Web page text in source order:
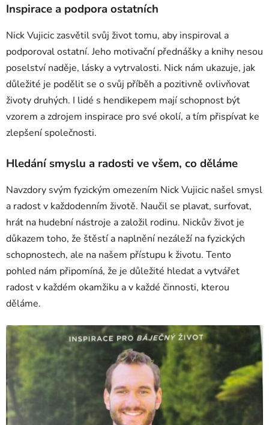
Inspirace a podpora ostatních
Nick Vujicic zasvětil svůj život tomu, aby inspiroval a
podporoval ostatní. Jeho motivační přednášky a knihy nesou
poselství naděje, lásky a vytrvalosti. Nick nám ukazuje, jak
důležité je podělit se o svůj příběh a pozitivně ovlivňovat
životy druhých. I lidé s hendikepem mají schopnost být
vzorem a zdrojem inspirace pro své okolí, a tím přispívat ke
zlepšení společnosti.
Hledání smyslu a radosti ve všem, co děláme
Navzdory svým fyzickým omezením Nick Vujicic našel smysl
a radost v každodenním životě. Naučil se plavat, surfovat,
hrát na hudební nástroje a založil rodinu. Nickův život je
důkazem toho, že štěstí a naplnění nezáleží na fyzických
schopnostech, ale na našem přístupu k životu. Tento
pohled nám připomíná, že je důležité hledat a vytvářet
radost v každém okamžiku a v každé činnosti, kterou
děláme.